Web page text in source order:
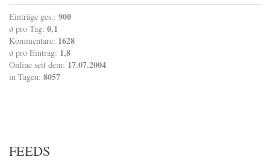
Einträge ges.: 900
ø pro Tag: 0,1
Kommentare: 1628
ø pro Eintrag: 1,8
Online seit dem: 17.07.2004
in Tagen: 8057
FEEDS